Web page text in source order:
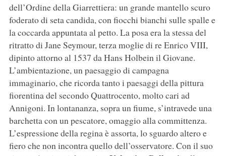
dell’Ordine della Giarrettiera: un grande mantello scuro
foderato di seta candida, con fiocchi bianchi sulle spalle e
la coccarda appuntata al petto. La posa era la stessa del
ritratto di Jane Seymour, terza moglie di re Enrico VIII,
dipinto attorno al 1537 da Hans Holbein il Giovane.
L’ambientazione, un paesaggio di campagna
immaginario, che ricorda tanto i paesaggi della pittura
fiorentina del secondo Quattrocento, molto cari ad
Annigoni. In lontananza, sopra un fiume, s’intravede una
barchetta con un pescatore, omaggio alla committenza.
L’espressione della regina è assorta, lo sguardo altero e
fiero che non incontra quello dell’osservatore. Con il suo